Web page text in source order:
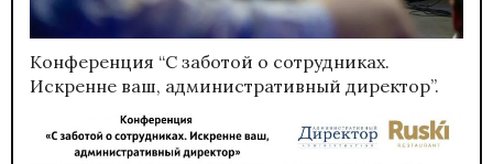
Конференция “С заботой о сотрудниках.
Искренне ваш, административный директор”.